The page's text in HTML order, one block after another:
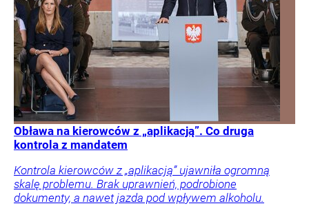
Obława na kierowców z „aplikacją”. Co druga
kontrola z mandatem
Kontrola kierowców z „aplikacją” ujawniła ogromną
skalę problemu. Brak uprawnień, podrobione
dokumenty, a nawet jazda pod wpływem alkoholu.